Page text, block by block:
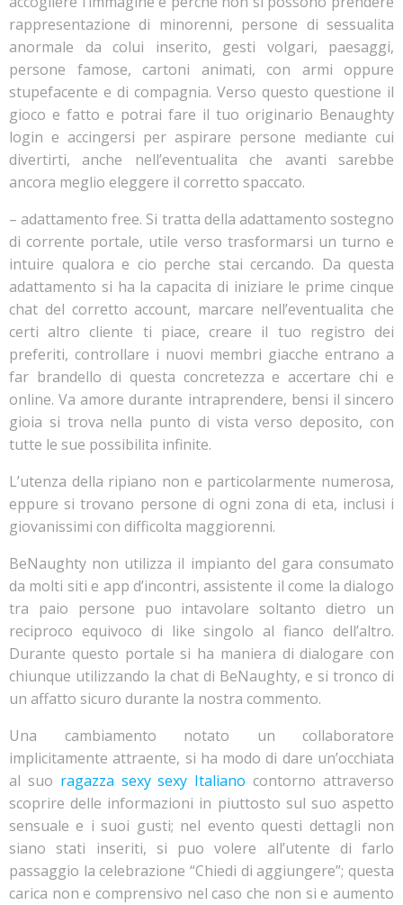
rappresentazione di minorenni, persone di sessualita
anormale da colui inserito, gesti volgari, paesaggi,
persone famose, cartoni animati, con armi oppure
stupefacente e di compagnia. Verso questo questione il
gioco e fatto e potrai fare il tuo originario Benaughty
login e accingersi per aspirare persone mediante cui
divertirti, anche nell’eventualita che avanti sarebbe
ancora meglio eleggere il corretto spaccato.
– adattamento free. Si tratta della adattamento sostegno
di corrente portale, utile verso trasformarsi un turno e
intuire qualora e cio perche stai cercando. Da questa
adattamento si ha la capacita di iniziare le prime cinque
chat del corretto account, marcare nell’eventualita che
certi altro cliente ti piace, creare il tuo registro dei
preferiti, controllare i nuovi membri giacche entrano a
far brandello di questa concretezza e accertare chi e
online. Va amore durante intraprendere, bensi il sincero
gioia si trova nella punto di vista verso deposito, con
tutte le sue possibilita infinite.
L’utenza della ripiano non e particolarmente numerosa,
eppure si trovano persone di ogni zona di eta, inclusi i
giovanissimi con difficolta maggiorenni.
BeNaughty non utilizza il impianto del gara consumato
da molti siti e app d’incontri, assistente il come la dialogo
tra paio persone puo intavolare soltanto dietro un
reciproco equivoco di like singolo al fianco dell’altro.
Durante questo portale si ha maniera di dialogare con
chiunque utilizzando la chat di BeNaughty, e si tronco di
un affatto sicuro durante la nostra commento.
Una cambiamento notato un collaboratore
implicitamente attraente, si ha modo di dare un’occhiata
al suo ragazza sexy sexy Italiano contorno attraverso
scoprire delle informazioni in piuttosto sul suo aspetto
sensuale e i suoi gusti; nel evento questi dettagli non
siano stati inseriti, si puo volere all’utente di farlo
passaggio la celebrazione “Chiedi di aggiungere”; questa
carica non e comprensivo nel caso che non si e aumento